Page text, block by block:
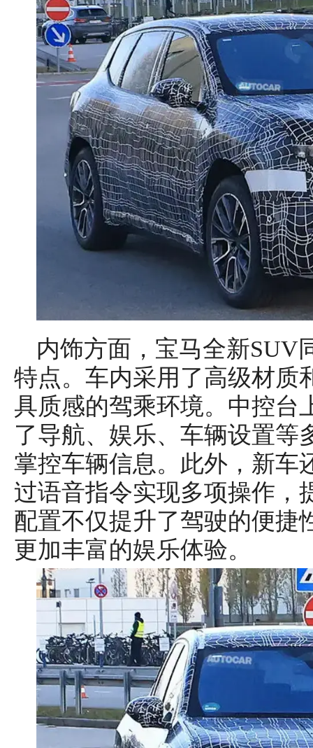
内饰方面，宝马全新SUV
特点。车内采用了高级材质
具质感的驾乘环境。中控台
了导航、娱乐、车辆设置等
掌控车辆信息。此外，新车
过语音指令实现多项操作，
配置不仅提升了驾驶的便捷
更加丰富的娱乐体验。